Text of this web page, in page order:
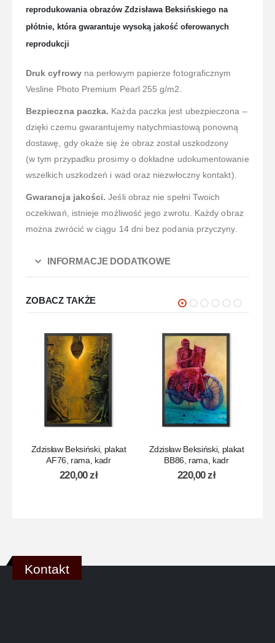
reprodukowania obrazów Zdzisława Beksińskiego na
płótnie, która gwarantuje wysoką jakość oferowanych
reprodukcji
Druk cyfrowyna perłowym papierze fotograficznym
Vesline Photo Premium Pearl 255 g/m2.
Bezpieczna paczka. Każda paczka jest ubezpieczona –
dzięki czemu gwarantujemy natychmiastową ponowną
dostawę, gdy okaże się że obraz został uszkodzony
(w tym przypadku prosimy o dokładne udokumentowanie
wszelkich uszkodzeń i wad oraz niezwłoczny kontakt).
Gwarancja jakości. Jeśli obraz nie spełni Twoich
oczekiwań, istnieje możliwość jego zwrotu. Każdy obraz
można zwrócić w ciągu 14 dni bez podania przyczyny.
INFORMACJE DODATKOWE
ZOBACZ TAKŻE
Zdzisław Beksiński, plakat
AF76, rama, kadr
220,00zł
Zdzisław Beksiński, plakat
BB86, rama, kadr
220,00zł
Kontakt